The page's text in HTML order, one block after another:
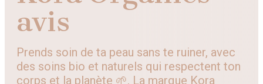
avis
Prends soin de ta peau sans te ruiner, avec
des soins bio et naturels qui respectent ton
corps et la planète 🌱. La marque Kora